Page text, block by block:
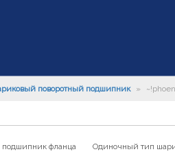
поворотный подшипник »
подшипник фланца Одиночный тип